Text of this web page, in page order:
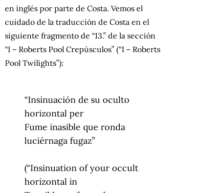
en inglés por parte de Costa. Vemos el
cuidado de la traducción de Costa en el
siguiente fragmento de “13.” de la sección
“I – Roberts Pool Crepúsculos” (“I – Roberts
Pool Twilights”):
“Insinuación de su oculto
horizontal per
Fume inasible que ronda
luciérnaga fugaz”
(“Insinuation of your occult
horizontal in